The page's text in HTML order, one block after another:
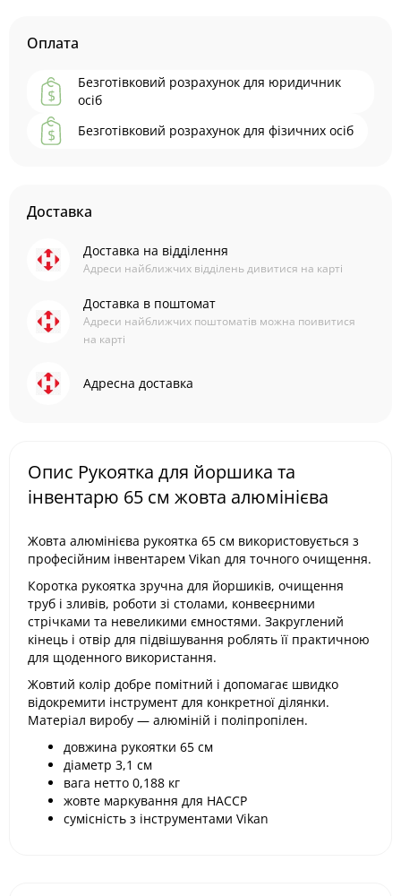
Оплата
Безготівковий розрахунок для юридичник
осіб
Безготівковий розрахунок для фізичних осіб
Доставка
Доставка на відділення
Адреси найближчих відділень дивитися на карті
Доставка в поштомат
Адреси найближчих поштоматів можна поивитися
на карті
Адресна доставка
Опис Рукоятка для йоршика та
інвентарю 65 см жовта алюмінієва
Жовта алюмінієва рукоятка 65 см використовується з
професійним інвентарем Vikan для точного очищення.
Коротка рукоятка зручна для йоршиків, очищення
труб і зливів, роботи зі столами, конвеєрними
стрічками та невеликими ємностями. Закруглений
кінець і отвір для підвішування роблять її практичною
для щоденного використання.
Жовтий колір добре помітний і допомагає швидко
відокремити інструмент для конкретної ділянки.
Матеріал виробу — алюміній і поліпропілен.
довжина рукоятки 65 см
діаметр 3,1 см
вага нетто 0,188 кг
жовте маркування для НАССР
сумісність з інструментами Vikan